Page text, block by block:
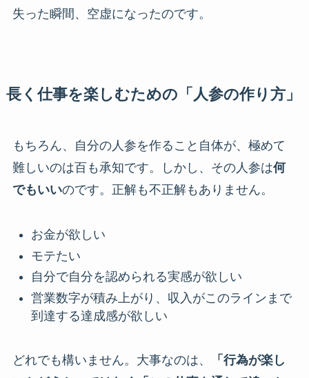
失った瞬間、空虚になったのです。
長く仕事を楽しむための「人参の作り方」
もちろん、自分の人参を作ること自体が、極めて
難しいのは百も承知です。しかし、その人参は何
でもいいのです。正解も不正解もありません。
お金が欲しい
モテたい
自分で自分を認められる実感が欲しい
営業数字が積み上がり、収入がこのラインまで
到達する達成感が欲しい
どれでも構いません。大事なのは、
「行為が楽し